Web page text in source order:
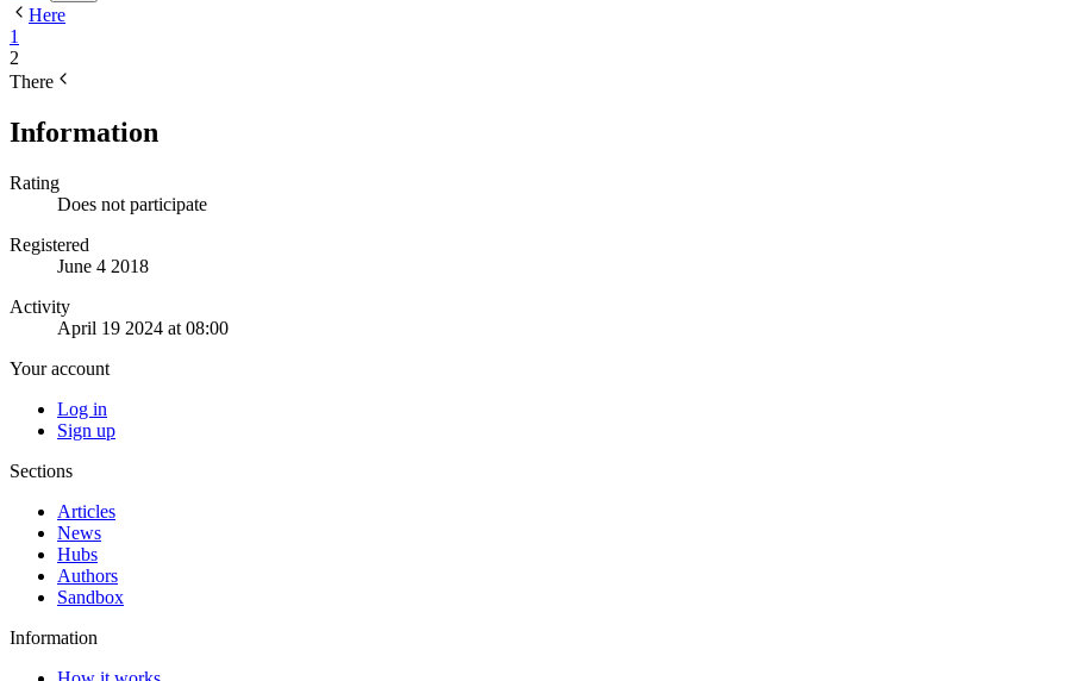
Here
1
2
There
Information
Rating
Does not participate
Registered
June 4 2018
Activity
April 19 2024 at 08:00
Your account
Log in
Sign up
Sections
Articles
News
Hubs
Authors
Sandbox
Information